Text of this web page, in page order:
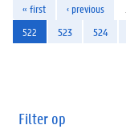
« first ‹ previous
522
523 524
Filter op